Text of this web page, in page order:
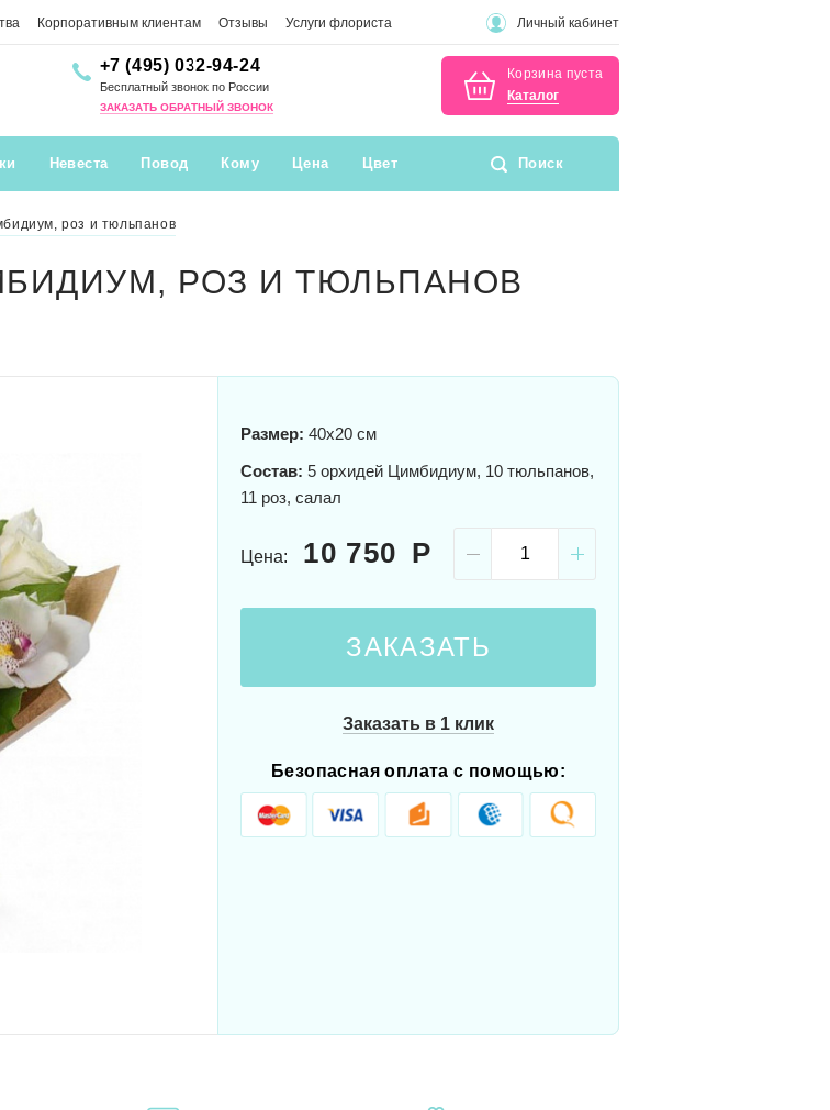
Корпоративным клиентам Отзывы Услуги флориста Личный кабинет
+7 (495) 032-94-24
Бесплатный звонок по России
ЗАКАЗАТЬ ОБРАТНЫЙ ЗВОНОК
Корзина пуста
Каталог
Невеста Повод Кому Цена Цвет Поиск
роз и тюльпанов
РОЗ И ТЮЛЬПАНОВ
Размер: 40x20 см
Состав: 5 орхидей Цимбидиум, 10 тюльпанов,
11 роз, салал
Цена: 10 750
ЗАКАЗАТЬ
Заказать в 1 клик
Безопасная оплата с помощью: